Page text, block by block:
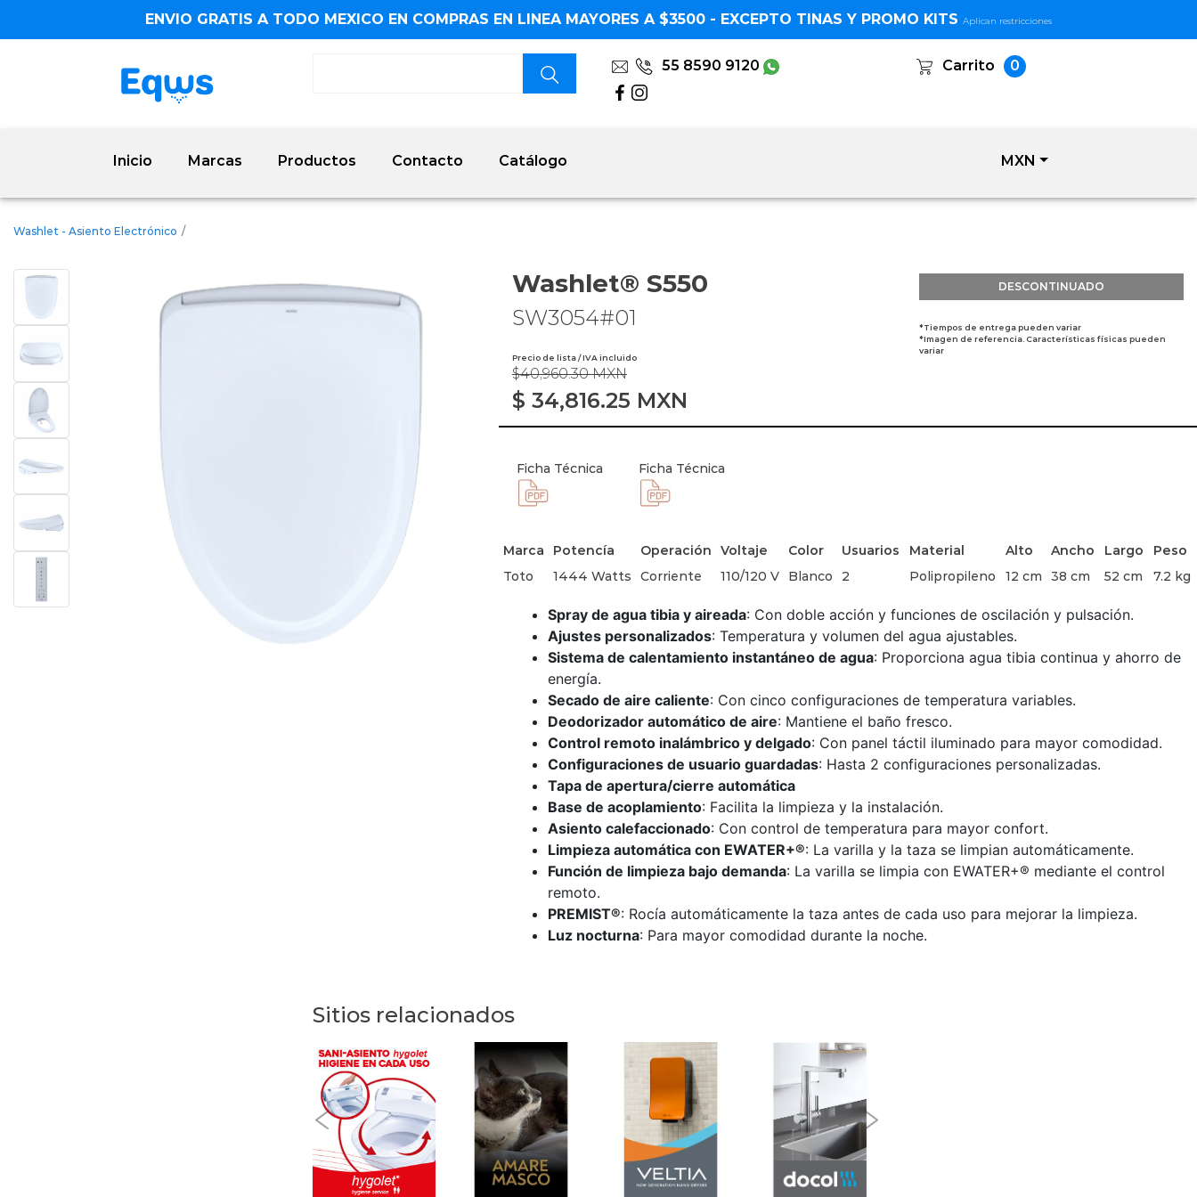
ENVIO GRATIS A TODO MEXICO EN COMPRAS EN LINEA MAYORES A $3500 - EXCEPTO TINAS Y PROMO KITS Aplican restricciones
55 8590 9120 Carrito 0
Inicio Marcas Productos Contacto Catálogo MXN
Washlet - Asiento Electrónico /
Washlet® S550
SW3054#01
Precio de lista / IVA incluido
$40,960.30 MXN
$ 34,816.25 MXN
DESCONTINUADO
*Tiempos de entrega pueden variar
*Imagen de referencia. Características físicas pueden
variar
Ficha Técnica Ficha Técnica
Marca Potencía Operación Voltaje Color Usuarios Material Alto Ancho Largo
Peso
Toto
1444 Watts Corriente 110/120 V Blanco 2 Polipropileno 12 cm 38 cm 52 cm 7.2 kg
Spray de agua tibia y aireada: Con doble acción y funciones de oscilación y pulsación.
Ajustes personalizados: Temperatura y volumen del agua ajustables.
Sistema de calentamiento instantáneo de agua: Proporciona agua tibia continua y ahorro de
energía.
Secado de aire caliente: Con cinco configuraciones de temperatura variables.
Deodorizador automático de aire: Mantiene el baño fresco.
Control remoto inalámbrico y delgado: Con panel táctil iluminado para mayor comodidad.
Configuraciones de usuario guardadas: Hasta 2 configuraciones personalizadas.
Tapa de apertura/cierre automática
Base de acoplamiento: Facilita la limpieza y la instalación.
Asiento calefaccionado: Con control de temperatura para mayor confort.
Limpieza automática con EWATER+®: La varilla y la taza se limpian automáticamente.
Función de limpieza bajo demanda: La varilla se limpia con EWATER+® mediante el control
remoto.
PREMIST®: Rocía automáticamente la taza antes de cada uso para mejorar la limpieza.
Luz nocturna: Para mayor comodidad durante la noche.
Sitios relacionados
Previous Next